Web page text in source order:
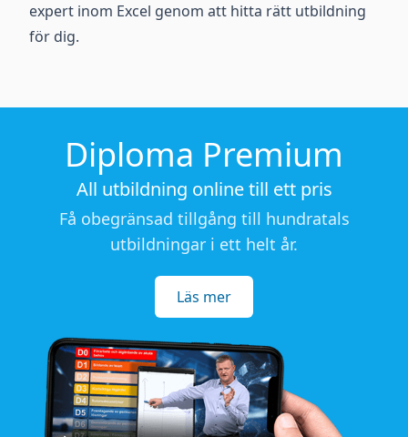
expert inom Excel genom att hitta rätt utbildning
för dig.
Diploma Premium
All utbildning online till ett pris
Få obegränsad tillgång till hundratals
utbildningar i ett helt år.
Läs mer